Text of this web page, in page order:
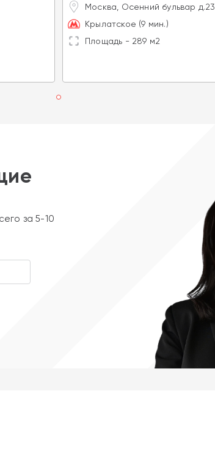
Москва, Осенний бульвар д.23
Крылатское (9 мин.)
Площадь - 289 м2
за 5-10